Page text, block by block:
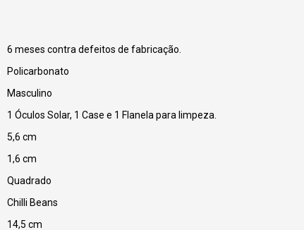
6 meses contra defeitos de fabricação.
Policarbonato
Masculino
1 Óculos Solar, 1 Case e 1 Flanela para limpeza.
5,6 cm
1,6 cm
Quadrado
Chilli Beans
14,5 cm